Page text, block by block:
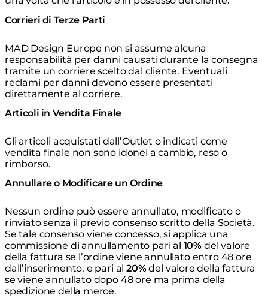
Corrieri di Terze Parti
MAD Design Europe non si assume alcuna
responsabilità per danni causati durante la consegna
tramite un corriere scelto dal cliente. Eventuali
reclami per danni devono essere presentati
direttamente al corriere.
Articoli in Vendita Finale
Gli articoli acquistati dall’Outlet o indicati come
vendita finale non sono idonei a cambio, reso o
rimborso.
Annullare o Modificare un Ordine
Nessun ordine può essere annullato, modificato o
rinviato senza il previo consenso scritto della Società.
Se tale consenso viene concesso, si applica una
commissione di annullamento pari al 10% del valore
della fattura se l’ordine viene annullato entro 48 ore
dall’inserimento, e pari al20%del valore della fattura
se viene annullato dopo 48 ore ma prima della
spedizione della merce.